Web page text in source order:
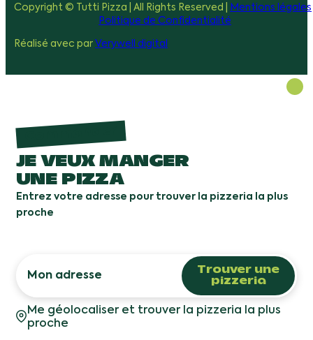
Copyright © Tutti Pizza | All Rights Reserved | Mentions légales
Politique de Confidentialité
Réalisé avec par Verywell digital
JE VEUX MANGER
UNE PIZZA
Entrez votre adresse pour trouver la pizzeria la plus
proche
Trouver une
pizzeria
Me géolocaliser et trouver la pizzeria la plus
proche